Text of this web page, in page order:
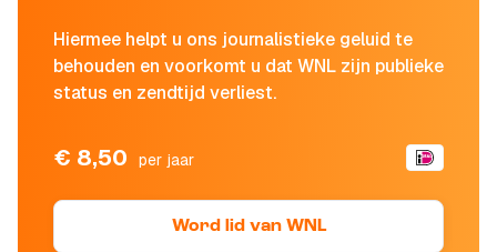
Hiermee helpt u ons journalistieke geluid te
behouden en voorkomt u dat WNL zijn publieke
status en zendtijd verliest.
€ 8,50 per jaar
Word lid van WNL